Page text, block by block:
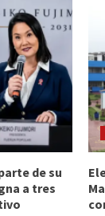
de su
a tres